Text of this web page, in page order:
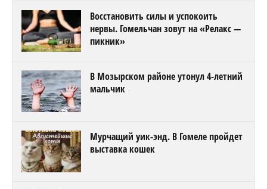
Восстановить силы и успокоить
нервы. Гомельчан зовут на «Релакс —
пикник»
В Мозырском районе утонул 4-летний
мальчик
Мурчащий уик-энд. В Гомеле пройдет
выставка кошек